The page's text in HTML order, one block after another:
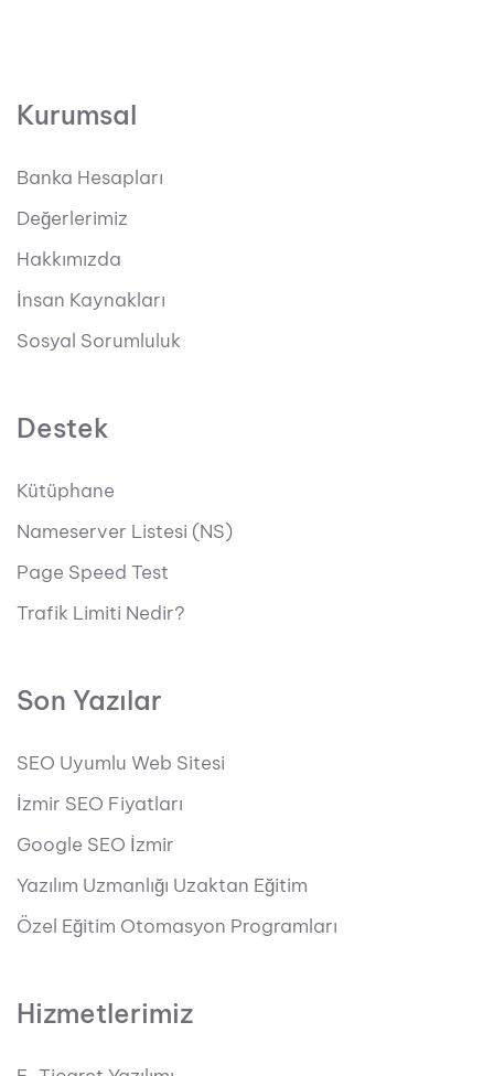
Kurumsal
Banka Hesapları
Değerlerimiz
Hakkımızda
İnsan Kaynakları
Sosyal Sorumluluk
Destek
Kütüphane
Nameserver Listesi (NS)
Page Speed Test
Trafik Limiti Nedir?
Son Yazılar
SEO Uyumlu Web Sitesi
İzmir SEO Fiyatları
Google SEO İzmir
Yazılım Uzmanlığı Uzaktan Eğitim
Özel Eğitim Otomasyon Programları
Hizmetlerimiz